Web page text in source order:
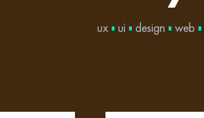
ux ui design web